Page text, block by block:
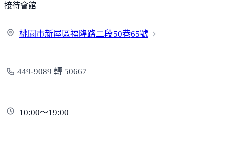
接待會館
桃園市新屋區福隆路二段50巷65號
449-9089 轉 50667
10:00～19:00